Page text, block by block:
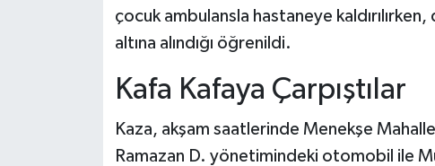
çocuk ambulansla hastaneye
altına alındığı öğrenildi.
Kafa Kafaya Çarpıştılar
Kaza, akşam saatlerinde Menekşe
Ramazan D. yönetimindeki otomobil ile